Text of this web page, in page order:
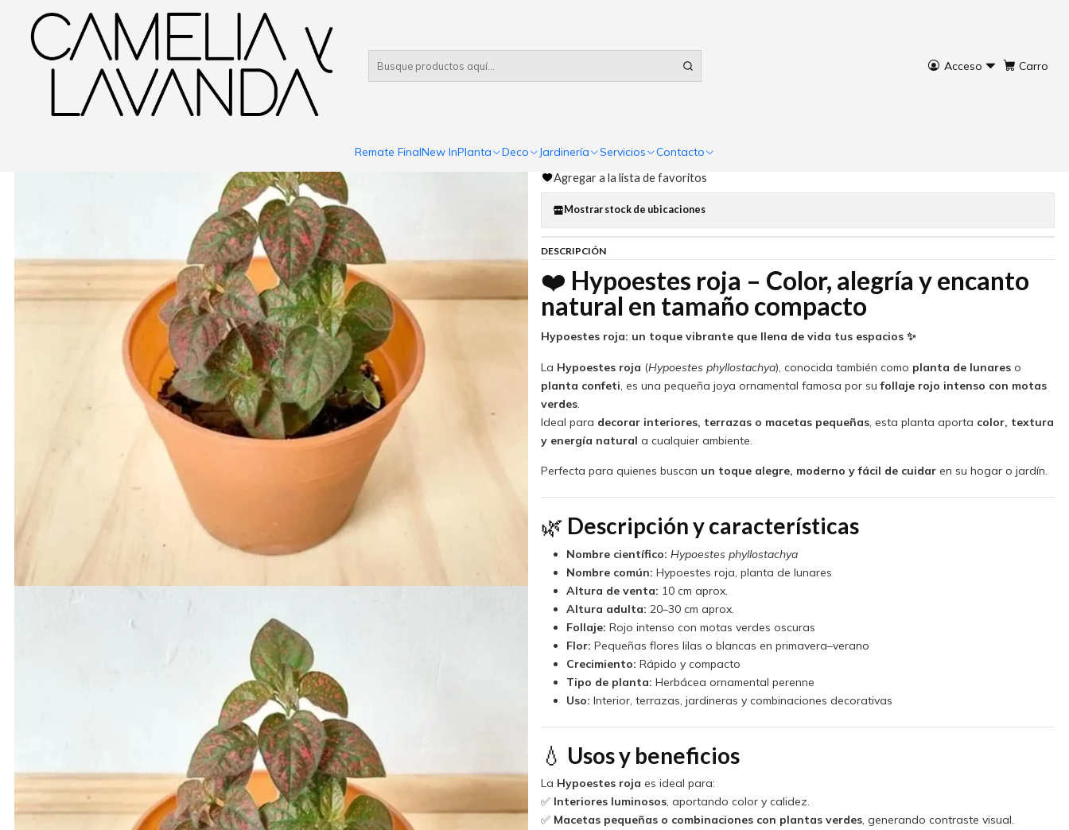
Acceso Carro
Remate FinalNew InPlanta Deco Jardinería Servicios Contacto
Inicio Planta Plantas Decorativas Hypoestes Rojo
Cantidad
Agregar a la lista de favoritos
Mostrar stock de ubicaciones
DESCRIPCIÓN
❤️ Hypoestes roja – Color, alegría y encanto
natural en tamaño compacto
Hypoestes roja: un toque vibrante que llena de vida tus espacios ✨
La Hypoestes roja (Hypoestes phyllostachya), conocida también como planta de lunareso
planta confeti, es una pequeña joya ornamental famosa por sufollaje rojo intenso con motas
verdes.
Ideal para decorar interiores, terrazas o macetas pequeñas, esta planta aporta color, textura
y energía natural a cualquier ambiente.
Perfecta para quienes buscan un toque alegre, moderno y fácil de cuidaren su hogar o jardín.
🌿 Descripción y características
Nombre científico: Hypoestes phyllostachya
Nombre común: Hypoestes roja, planta de lunares
Altura de venta: 10 cm aprox.
Altura adulta: 20–30 cm aprox.
Follaje: Rojo intenso con motas verdes oscuras
Flor: Pequeñas flores lilas o blancas en primavera–verano
Crecimiento: Rápido y compacto
Tipo de planta: Herbácea ornamental perenne
Uso: Interior, terrazas, jardineras y combinaciones decorativas
💧 Usos y beneficios
La Hypoestes roja es ideal para:
✅ Interiores luminosos, aportando color y calidez.
✅ Macetas pequeñas o combinaciones con plantas verdes, generando contraste visual.